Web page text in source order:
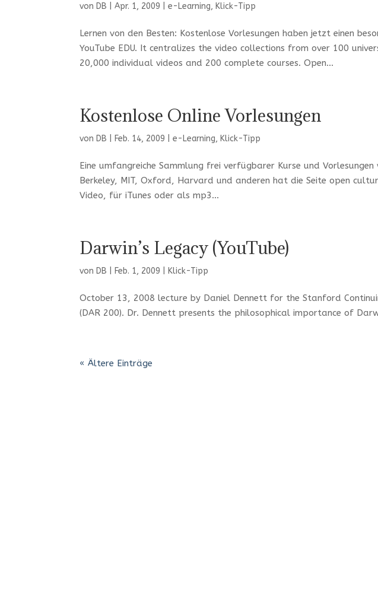
von DB |Apr. 1, 2009 |e-Learning, Klick-Tipp
Lernen von den Besten: Kostenlose Vorlesungen haben jetzt einen
YouTube EDU. It centralizes the video collections from over 100
20,000 individual videos and 200 complete courses. Open...
Kostenlose Online Vorlesungen
von DB Feb. 14, 2009 |e-Learning, Klick-Tipp
Eine umfangreiche Sammlung frei verfügbarer Kurse und
Berkeley, MIT, Oxford, Harvard und anderen hat die Seite open
Video, für iTunes oder als mp3...
Darwin’s Legacy (YouTube)
von DB Feb. 1, 2009 Klick-Tipp
October 13, 2008 lecture by Daniel Dennett for the Stanford
(DAR 200). Dr. Dennett presents the philosophical importance of
« Ältere Einträge